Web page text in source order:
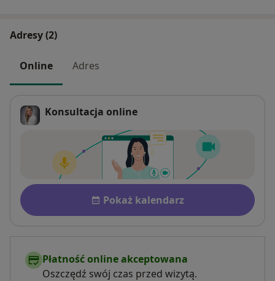
Adresy (2)
Online Adres
Konsultacja online
Dostępność
Pokaż kalendarz
Płatność online akceptowana
Oszczędź swój czas przed wizytą.